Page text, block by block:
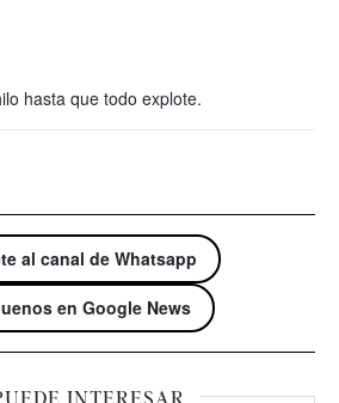
hasta que todo explote.
al canal de Whatsapp
en Google News